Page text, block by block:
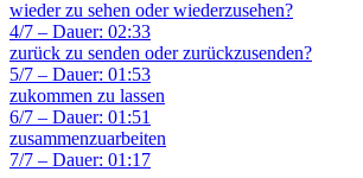
wieder zu sehen oder wiederzusehen?
4/7 – Dauer: 02:33
zurück zu senden oder zurückzusenden?
5/7 – Dauer: 01:53
zukommen zu lassen
6/7 – Dauer: 01:51
zusammenzuarbeiten
7/7 – Dauer: 01:17